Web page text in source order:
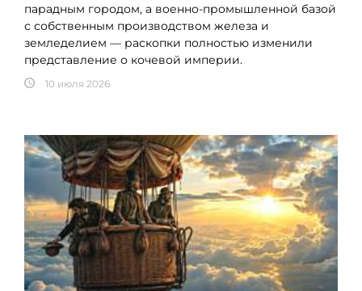
парадным городом, а военно-промышленной базой
с собственным производством железа и
земледелием — раскопки полностью изменили
представление о кочевой империи.
10 июля 2026